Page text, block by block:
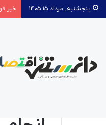
پنجشنبه, مرداد ۱۵ ۱۴۰۵ خبر